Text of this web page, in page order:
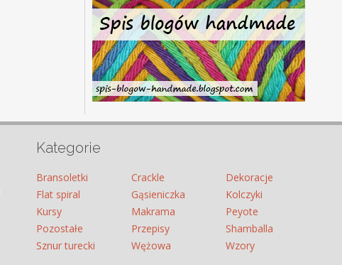
Kategorie
Bransoletki Crackle
Dekoracje
Flat spiral
Gąsieniczka
Kolczyki
Kursy
Makrama
Peyote
Pozostałe
Przepisy
Shamballa
Sznur turecki
Wężowa Wzory